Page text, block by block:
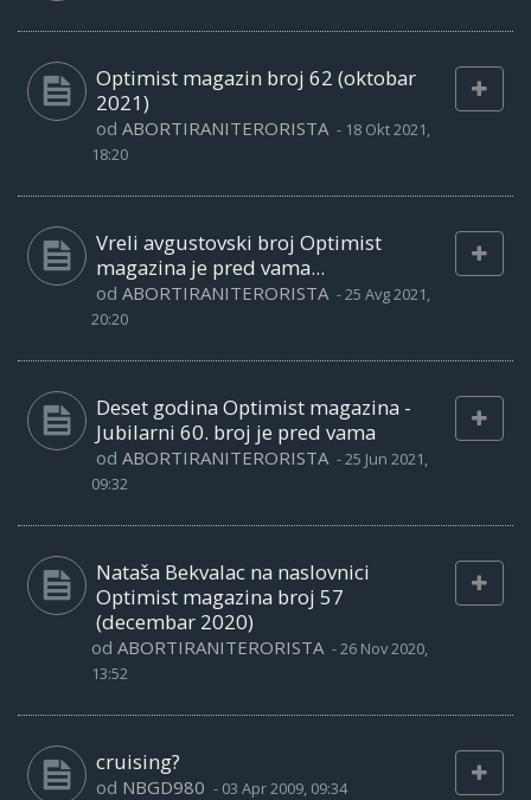
Optimist magazin broj 62 (oktobar
2021)
od ABORTIRANITERORISTA - 18 Okt 2021,
18:20
Vreli avgustovski broj Optimist
magazina je pred vama...
od ABORTIRANITERORISTA -25 Avg 2021,
20:20
Deset godina Optimist magazina -
Jubilarni 60. broj je pred vama
od ABORTIRANITERORISTA -25 Jun 2021,
09:32
Nataša Bekvalac na naslovnici
Optimist magazina broj 57
(decembar 2020)
od ABORTIRANITERORISTA -26 Nov 2020,
13:52
cruising?
od NBGD980 - 03 Apr 2009, 09:34